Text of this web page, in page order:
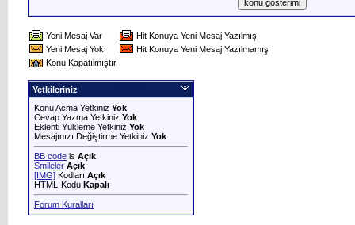
Yeni Mesaj Var
Hit Konuya Yeni Mesaj Yazılmış
Yeni Mesaj Yok
Hit Konuya Yeni Mesaj Yazılmamış
Konu Kapatılmıştır
Yetkileriniz
Konu Acma Yetkiniz Yok
Cevap Yazma Yetkiniz Yok
Eklenti Yükleme Yetkiniz Yok
Mesajınızı Değiştirme Yetkiniz Yok
BB code is Açık
Smileler Açık
[IMG] Kodları Açık
HTML-Kodu Kapalı
Forum Kuralları